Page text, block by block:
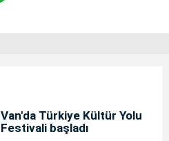
Van'da Türkiye Kültür Yolu
Festivali başladı